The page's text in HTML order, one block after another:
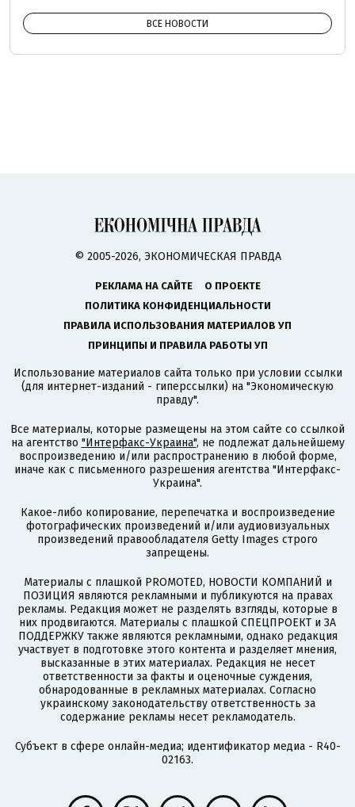
ВСЕ НОВОСТИ
© 2005-2026, ЭКОНОМИЧЕСКАЯ ПРАВДА
РЕКЛАМА НА САЙТЕ
О ПРОЕКТЕ
ПОЛИТИКА КОНФИДЕНЦИАЛЬНОСТИ
ПРАВИЛА ИСПОЛЬЗОВАНИЯ МАТЕРИАЛОВ УП
ПРИНЦИПЫ И ПРАВИЛА РАБОТЫ УП
Использование материалов сайта только при условии ссылки
(для интернет-изданий - гиперссылки) на "Экономическую
правду".
Все материалы, которые размещены на этом сайте со ссылкой
на агентство "Интерфакс-Украина", не подлежат дальнейшему
воспроизведению и/или распространению в любой форме,
иначе как с письменного разрешения агентства "Интерфакс-
Украина".
Какое-либо копирование, перепечатка и воспроизведение
фотографических произведений и/или аудиовизуальных
произведений правообладателя Getty Images строго
запрещены.
Материалы с плашкой PROMOTED, НОВОСТИ КОМПАНИЙ и
ПОЗИЦИЯ являются рекламными и публикуются на правах
рекламы. Редакция может не разделять взгляды, которые в
них продвигаются. Материалы с плашкой СПЕЦПРОЕКТ и ЗА
ПОДДЕРЖКУ также являются рекламными, однако редакция
участвует в подготовке этого контента и разделяет мнения,
высказанные в этих материалах. Редакция не несет
ответственности за факты и оценочные суждения,
обнародованные в рекламных материалах. Согласно
украинскому законодательству ответственность за
содержание рекламы несет рекламодатель.
Субъект в сфере онлайн-медиа; идентификатор медиа - R40-
02163.